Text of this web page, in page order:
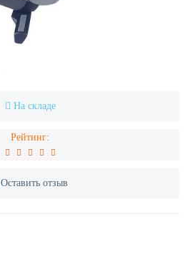
На складе
Рейтинг:
Оставить отзыв